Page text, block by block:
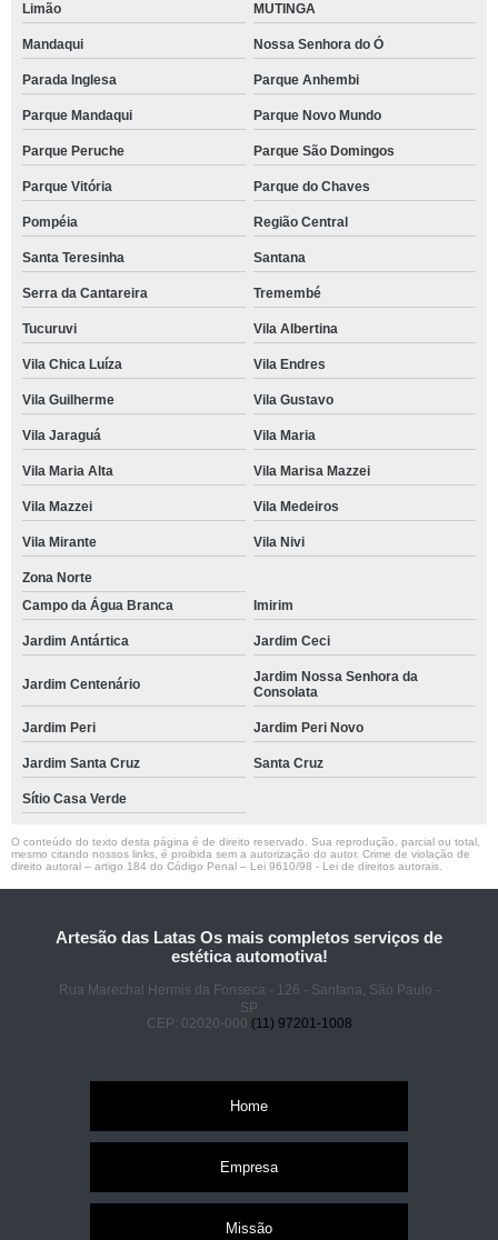
Limão MUTINGA
Mandaqui Nossa Senhora do Ó
Parada Inglesa Parque Anhembi
Parque Mandaqui Parque Novo Mundo
Parque Peruche Parque São Domingos
Parque Vitória Parque do Chaves
Pompéia Região Central
Santa Teresinha Santana
Serra da Cantareira Tremembé
Tucuruvi Vila Albertina
Vila Chica Luíza Vila Endres
Vila Guilherme Vila Gustavo
Vila Jaraguá Vila Maria
Vila Maria Alta Vila Marisa Mazzei
Vila Mazzei Vila Medeiros
Vila Mirante Vila Nivi
Zona Norte
Campo da Água Branca
Imirim
Jardim Antártica Jardim Ceci
Jardim Centenário
Jardim Nossa Senhora da
Consolata
Jardim Peri Jardim Peri Novo
Jardim Santa Cruz Santa Cruz
Sítio Casa Verde
O conteúdo do texto desta página é de direito reservado. Sua reprodução, parcial ou total,
mesmo citando nossos links, é proibida sem a autorização do autor. Crime de violação de
direito autoral – artigo 184 do Código Penal – Lei 9610/98 - Lei de direitos autorais
Artesão das Latas Os mais completos serviços de
estética automotiva!
Rua Marechal Hermis da Fonseca - 126 - Santana, São Paulo -
SP
CEP: 02020-000 (11) 97201-1008
Home
Empresa
Missão